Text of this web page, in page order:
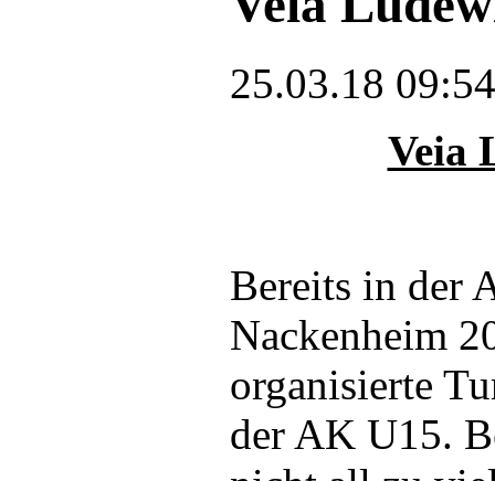
25.03.18 09:54
Veia
Bereits in der
Nackenheim
organisierte
der AK U15.